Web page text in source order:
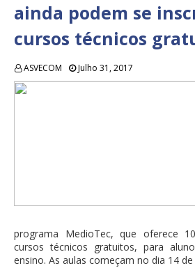
ainda podem se
cursos técnicos
ASVECOM Julho 31, 2017
programa MedioTec, que oferece
cursos técnicos gratuitos, para
ensino. As aulas começam no dia 14